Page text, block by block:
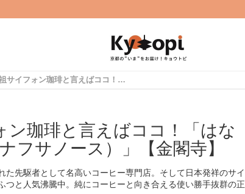
京都の元祖サイフォン珈琲と言えばココ！「はなふさNORTH店（ハナフサノース）」【金閣寺】
ン珈琲と言えばココ！「はな
フサノース）」【金閣寺】
た先駆者として名高いコーヒー専門店。そして日本発祥のサイ
つと人気沸騰中。純にコーヒーと向き合える使い勝手抜群の正